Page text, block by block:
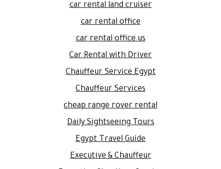
car rental land cruiser
car rental office
car rental office us
Car Rental with Driver
Chauffeur Service Egypt
Chauffeur Services
cheap range rover rental
Daily Sightseeing Tours
Egypt Travel Guide
Executive & Chauffeur